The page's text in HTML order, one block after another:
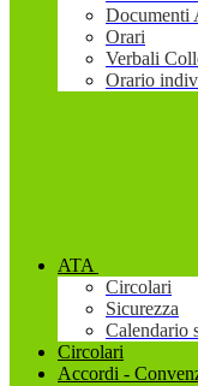
Documenti
Orari
Verbali
Orario
ATA
Circolari
Sicurezza
Calendario
Circolari
Accordi -